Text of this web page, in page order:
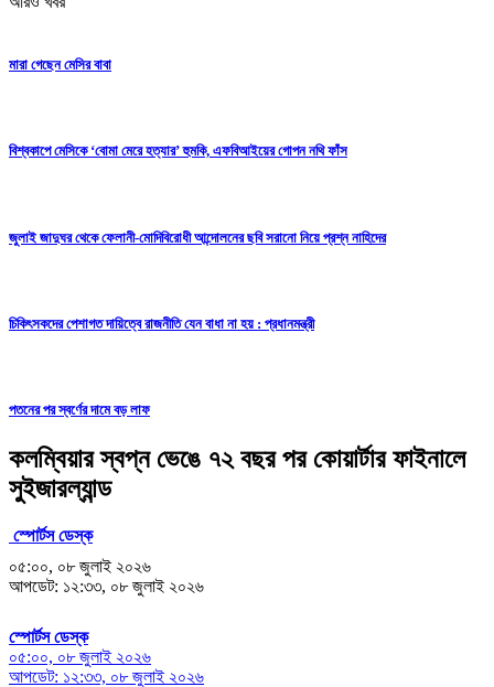
মারা গেছেন মেসির বাবা
বিশ্বকাপে মেসিকে ‘বোমা মেরে হত্যার’ হুমকি, এফবিআইয়ের গোপন নথি ফাঁস
জুলাই জাদুঘর থেকে ফেলানী-মোদিবিরোধী আন্দোলনের ছবি সরানো নিয়ে প্রশ্ন নাহিদের
চিকিৎসকদের পেশাগত দায়িত্বে রাজনীতি যেন বাধা না হয় : প্রধানমন্ত্রী
পতনের পর স্বর্ণের দামে বড় লাফ
কলম্বিয়ার স্বপ্ন ভেঙে ৭২ বছর পর কোয়ার্টার ফাইনালে
সুইজারল্যান্ড
স্পোর্টস ডেস্ক
০৫:০০, ০৮ জুলাই ২০২৬
আপডেট: ১২:৩৩, ০৮ জুলাই ২০২৬
স্পোর্টস ডেস্ক
০৫:০০, ০৮ জুলাই ২০২৬
আপডেট: ১২:৩৩, ০৮ জুলাই ২০২৬